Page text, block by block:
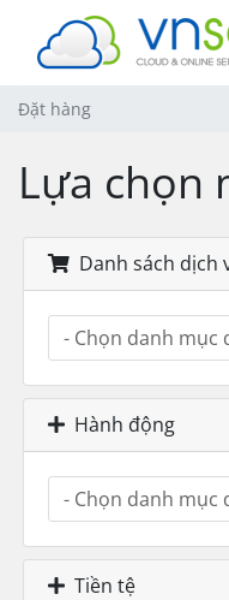
Đặt hàng
Lựa chọn
Danh sách dịch
Hành động
Tiền tệ